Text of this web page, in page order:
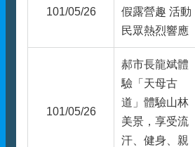
101/05/26
假露營趣 活動
民眾熱烈響應
101/05/26
郝市長龍斌體
驗「天母古
道」體驗山林
美景，享受流
汗、健身、親